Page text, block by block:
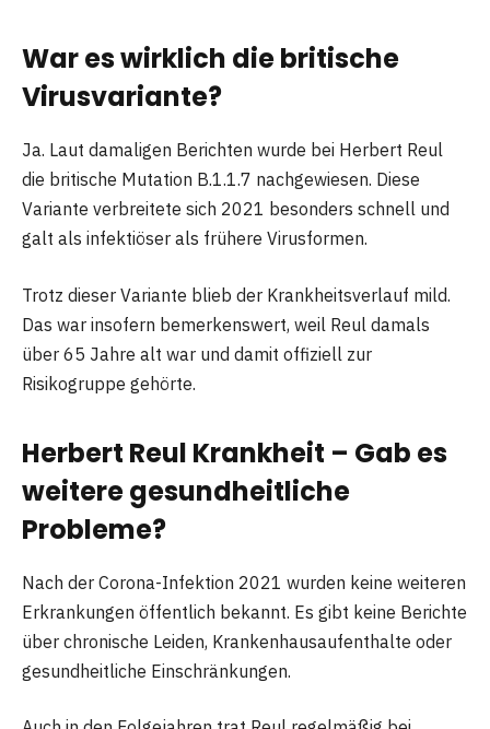
War es wirklich die britische
Virusvariante?
Ja. Laut damaligen Berichten wurde bei Herbert Reul
die britische Mutation B.1.1.7 nachgewiesen. Diese
Variante verbreitete sich 2021 besonders schnell und
galt als infektiöser als frühere Virusformen.
Trotz dieser Variante blieb der Krankheitsverlauf mild.
Das war insofern bemerkenswert, weil Reul damals
über 65 Jahre alt war und damit offiziell zur
Risikogruppe gehörte.
Herbert Reul Krankheit – Gab es
weitere gesundheitliche
Probleme?
Nach der Corona-Infektion 2021 wurden keine weiteren
Erkrankungen öffentlich bekannt. Es gibt keine Berichte
über chronische Leiden, Krankenhausaufenthalte oder
gesundheitliche Einschränkungen.